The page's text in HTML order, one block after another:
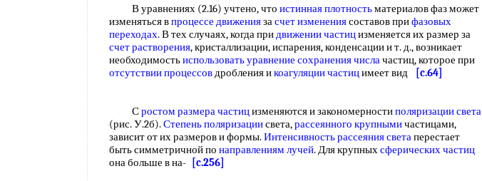
В уравнениях (2.16) учтено, что истинная плотностьматериалов фаз может
изменяться впроцессе движениязасчет изменениясоставов прифазовых
переходах. В тех случаях, когда придвижении частицизменяется их размер за
счет растворения, кристаллизации, испарения, конденсации и т. д., возникает
необходимостьиспользовать уравнение сохранения числачастиц, которое при
отсутствии процессовдробления икоагуляции частицимеет вид [c.64]
Сростом размера частицизменяются и закономерностиполяризации света
(рис. У.2б).Степень поляризациисвета,рассеянного крупнымичастицами,
зависит от их размеров и формы.Интенсивность рассеяния светаперестает
быть симметричной по направлениям лучей. Для крупныхсферических частиц
она больше в на-
[c.256]